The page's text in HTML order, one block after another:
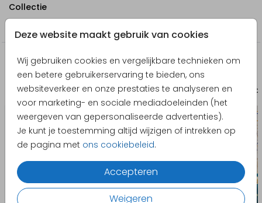
Deze website maakt gebruik van cookies
Wij gebruiken cookies en vergelijkbare technieken om
een betere gebruikerservaring te bieden, ons
websiteverkeer en onze prestaties te analyseren en
voor marketing- en sociale mediadoeleinden (het
weergeven van gepersonaliseerde advertenties).
Je kunt je toestemming altijd wijzigen of intrekken op
de pagina met ons cookiebeleid.
Accepteren
Weigeren
Collectie
Nog meer in deze stijl
Geboortekaartje